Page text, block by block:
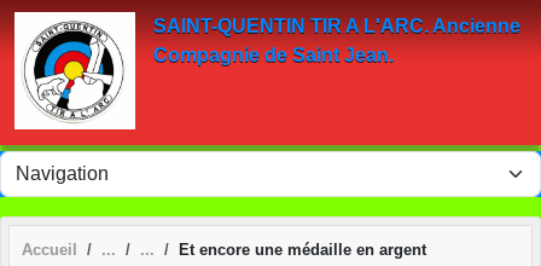
SAINT-QUENTIN TIR A L'ARC. Ancienne
Compagnie de Saint Jean.
Accueil Et encore une médaille en argent
Panneau de gestion des cookies